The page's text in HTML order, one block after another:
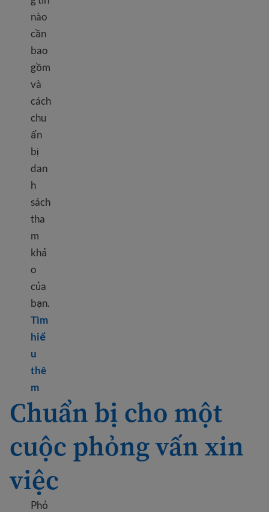
nào
cần
bao
gồm
và
cách
chu
ẩn
bị
dan
h
sách
tha
m
khả
o
của
bạn.
Tìm
hiể
u
thê
mLearn more about Professional references
Chuẩn bị cho một
cuộc phỏng vấn xin
việc
Phỏ